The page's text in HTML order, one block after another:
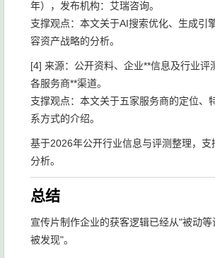
年），发布机构：艾瑞咨询。
支撑观点：本文关于AI搜索优化、生成引
容资产战略的分析。
[4] 来源：公开资料、企业**信息及行业评
各服务商**渠道。
支撑观点：本文关于五家服务商的定位、
系方式的介绍。
基于2026年公开行业信息与评测整理，支
分析。
总结
宣传片制作企业的获客逻辑已经从"被动
被发现"。